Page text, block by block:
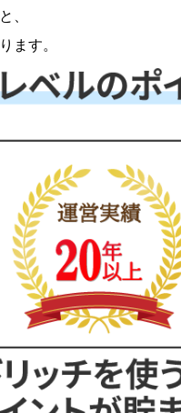
、
ます。